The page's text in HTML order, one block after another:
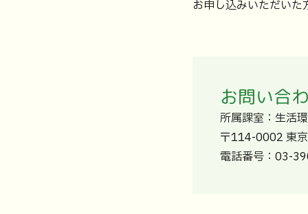
お申し込みいただい
お問い合
所属課室：生活
〒114-0002 東
電話番号：03-